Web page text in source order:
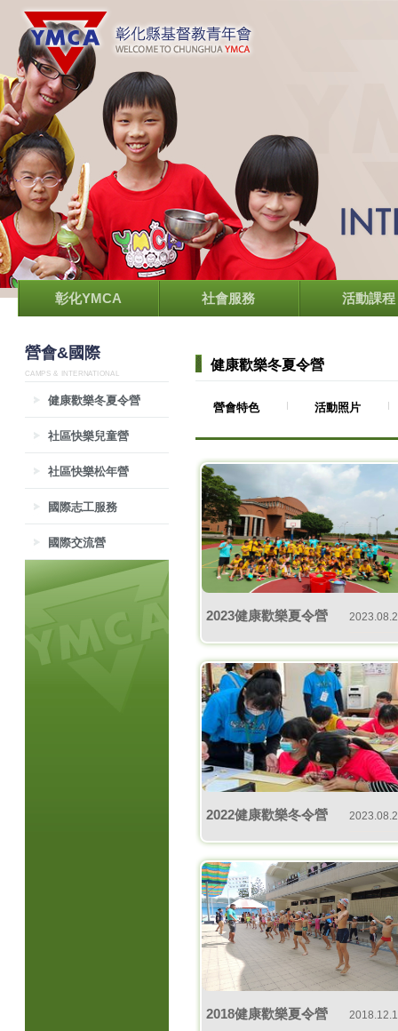
彰化YMCA 社會服務 活動課程
營會&國際
CAMPS & INTERNATIONAL
健康歡樂冬夏令營
社區快樂兒童營
社區快樂松年營
國際志工服務
國際交流營
健康歡樂冬夏令營
營會特色 活動照片
2023健康歡樂夏令營
2022健康歡樂冬令營
2018健康歡樂夏令營